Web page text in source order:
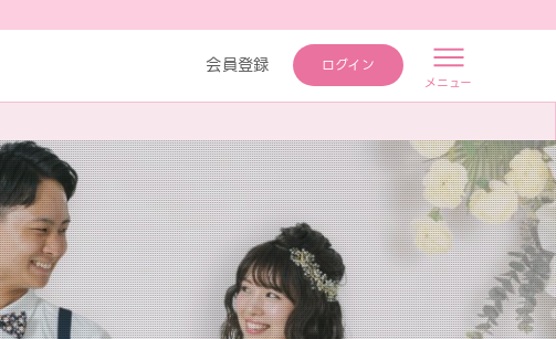
メニュー
会員登録 ログイン